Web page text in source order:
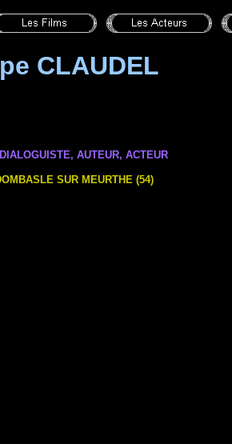
CLAUDEL
DIALOGUISTE, AUTEUR, ACTEUR
SUR MEURTHE (54)